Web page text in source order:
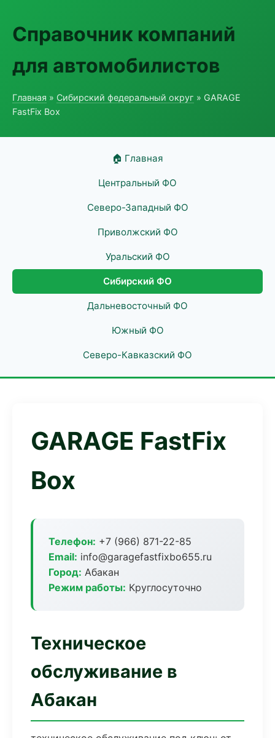
Справочник компаний
для автомобилистов
Главная » Сибирский федеральный округ » GARAGE
FastFix Box
🏠 Главная
Центральный ФО
Северо-Западный ФО
Приволжский ФО
Уральский ФО
Сибирский ФО
Дальневосточный ФО
Южный ФО
Северо-Кавказский ФО
GARAGE FastFix
Box
Телефон: +7 (966) 871-22-85
Email: info@garagefastfixbo655.ru
Город: Абакан
Режим работы: Круглосуточно
Техническое
обслуживание в
Абакан